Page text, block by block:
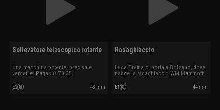
Sollevatore telescopico rotante
Una macchina potente, precisa e
versatile: Pagasus 70.35.
E2 43 min
Rasaghiaccio
Luca Traina ci porta a Bolzano, dove
nasce la rasaghiaccio WM Mammoth.
E1 44 min